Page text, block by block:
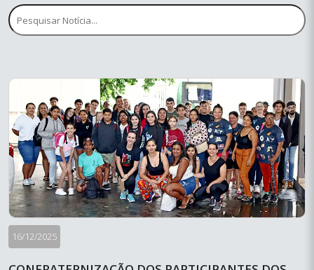
16/12/2025